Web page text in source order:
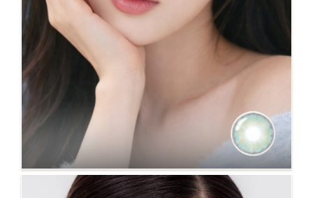
No.101 Aqua藍 混血系列14.5mm着色13.5